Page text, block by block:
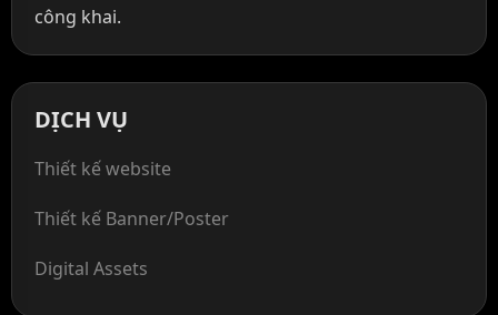
công khai.
DỊCH VỤ
Thiết kế website
Thiết kế Banner/Poster
Digital Assets